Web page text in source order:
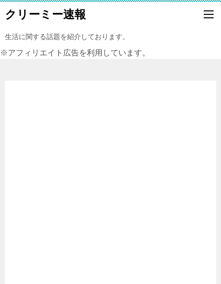
クリーミー速報
生活に関する話題を紹介しております。
※アフィリエイト広告を利用しています。